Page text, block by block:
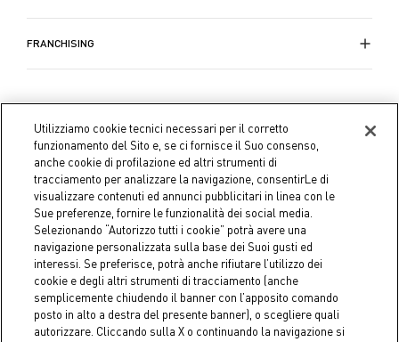
FRANCHISING
Coin S.p.A. C.F./P.IVA 04391480276, capitale sociale 10.123.282,23
Euro i.v.
Utilizziamo cookie tecnici necessari per il corretto
funzionamento del Sito e, se ci fornisce il Suo consenso,
anche cookie di profilazione ed altri strumenti di
tracciamento per analizzare la navigazione, consentirLe di
visualizzare contenuti ed annunci pubblicitari in linea con le
Sue preferenze, fornire le funzionalità dei social media.
Selezionando “Autorizzo tutti i cookie” potrà avere una
navigazione personalizzata sulla base dei Suoi gusti ed
interessi. Se preferisce, potrà anche rifiutare l’utilizzo dei
cookie e degli altri strumenti di tracciamento (anche
semplicemente chiudendo il banner con l’apposito comando
posto in alto a destra del presente banner), o scegliere quali
autorizzare. Cliccando sulla X o continuando la navigazione si